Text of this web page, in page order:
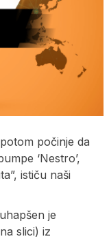
počinje da
‘Nestro’,
ističu naši
je
slici) iz